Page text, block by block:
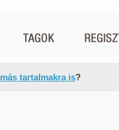
más tartalmakra is?